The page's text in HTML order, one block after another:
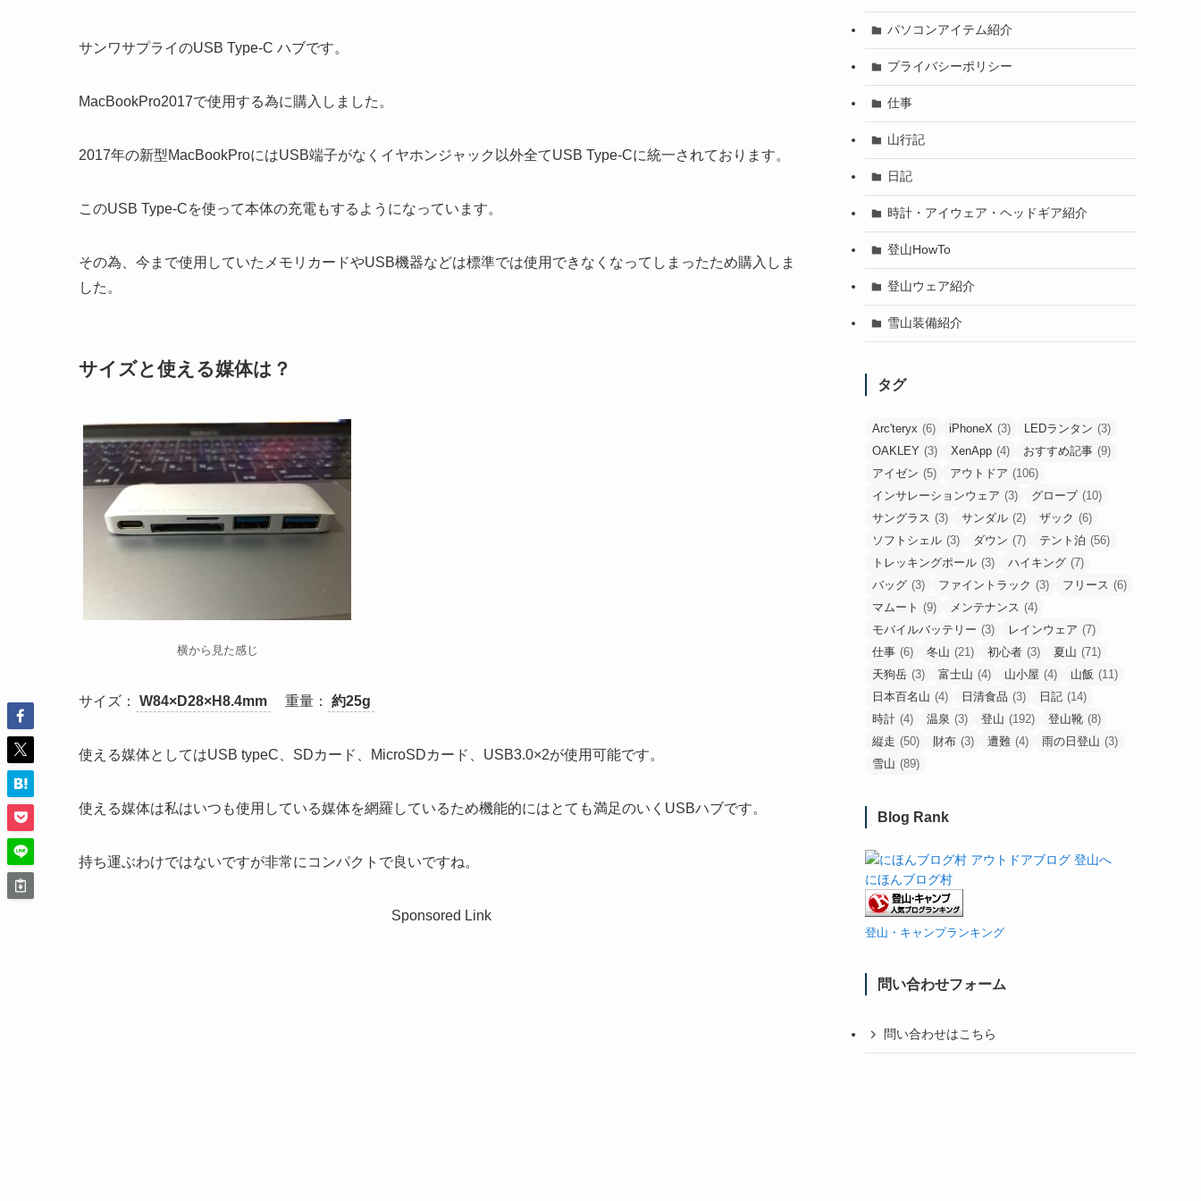
サンワサプライのUSB Type-C ハブです。
MacBookPro2017で使用する為に購入しました。
2017年の新型MacBookProにはUSB端子がなくイヤホンジャック以外全てUSB Type-Cに統一されております。
このUSB Type-Cを使って本体の充電もするようになっています。
その為、今まで使用していたメモリカードやUSB機器などは標準では使用できなくなってしまったため購入しま
した。
サイズと使える媒体は？
横から見た感じ
サイズ： W84×D28×H8.4mm 重量： 約25g
使える媒体としてはUSB typeC、SDカード、MicroSDカード、USB3.0×2が使用可能です。
使える媒体は私はいつも使用している媒体を網羅しているため機能的にはとても満足のいくUSBハブです。
持ち運ぶわけではないですが非常にコンパクトで良いですね。
Sponsored Link
パソコンアイテム紹介
プライバシーポリシー
仕事
山行記
日記
時計・アイウェア・ヘッドギア紹介
登山HowTo
登山ウェア紹介
雪山装備紹介
タグ
Arc'teryx (6) iPhoneX (3) LEDランタン (3)
OAKLEY (3) XenApp (4) おすすめ記事 (9)
アイゼン (5) アウトドア (106)
インサレーションウェア (3) グローブ (10)
サングラス (3) サンダル (2) ザック (6)
ソフトシェル (3) ダウン (7) テント泊 (56)
トレッキングポール (3) ハイキング (7)
バッグ (3) ファイントラック (3) フリース (6)
マムート (9) メンテナンス (4)
モバイルバッテリー (3) レインウェア (7)
仕事 (6) 冬山 (21) 初心者 (3) 夏山 (71)
天狗岳 (3) 富士山 (4) 山小屋 (4) 山飯 (11)
日本百名山 (4) 日清食品 (3) 日記 (14)
時計 (4) 温泉 (3) 登山 (192) 登山靴 (8)
縦走 (50) 財布 (3) 遭難 (4) 雨の日登山 (3)
雪山 (89)
Blog Rank
にほんブログ村
登山・キャンプランキング
問い合わせフォーム
問い合わせはこちら